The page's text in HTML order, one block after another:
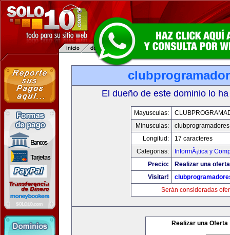
El dueño de este dominio lo
Mayusculas:
Minusculas:
Longitud:
17 caracteres
Categorias:
InformÃ¡tica y
Precio:
Realizar una
Visitar!
Serán consideradas
Realizar una Oferta